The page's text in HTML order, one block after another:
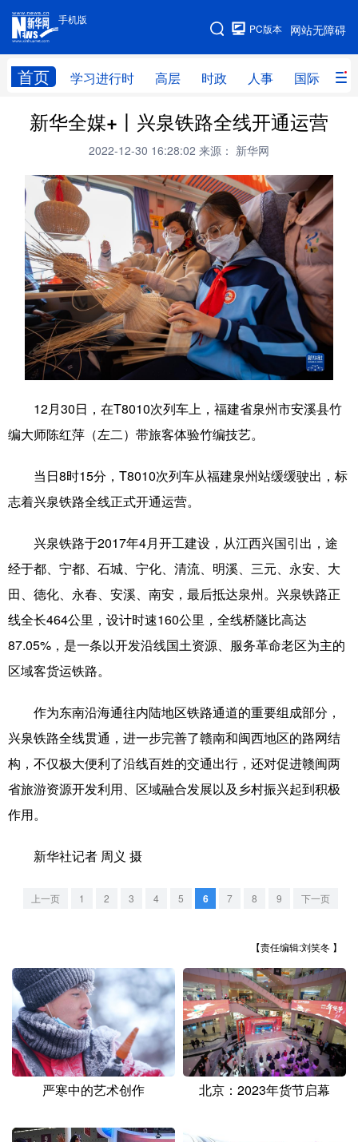
手机版
网站无障碍
PC版本
首页 学习进行时 高层 时政 人事 国际 财
手机版
网站地图
学习进行时 高层 时政 人事
财经 网评
台湾 思客智库 全球连线 教育
科技 科创 量子 体育
文化 书画 健康 军事
访谈 视频 图片 政务
法律 中央文件 金融 汽车
食品 人居 信息化 数字经济
地方频道
北京 天津 河北 山西
辽宁 吉林 上海 江苏
山东 河南 湖北 湖南
广西 海南 重庆
四川 贵州 云南 西藏
新疆 内蒙古
عربى
Русский язык 日本語 한국어
Deutsch Português
新华全媒+丨兴泉铁路全线开通运营
2022-12-30 16:28:02 来源： 新华网
12月30日，在T8010次列车上，福建省泉州市安溪县竹
编大师陈红萍（左二）带旅客体验竹编技艺。
当日8时15分，T8010次列车从福建泉州站缓缓驶出，标
志着兴泉铁路全线正式开通运营。
兴泉铁路于2017年4月开工建设，从江西兴国引出，途
经于都、宁都、石城、宁化、清流、明溪、三元、永安、大
田、德化、永春、安溪、南安，最后抵达泉州。兴泉铁路正
线全长464公里，设计时速160公里，全线桥隧比高达
87.05%，是一条以开发沿线国土资源、服务革命老区为主的
区域客货运铁路。
作为东南沿海通往内陆地区铁路通道的重要组成部分，
兴泉铁路全线贯通，进一步完善了赣南和闽西地区的路网结
构，不仅极大便利了沿线百姓的交通出行，还对促进赣闽两
省旅游资源开发利用、区域融合发展以及乡村振兴起到积极
作用。
新华社记者 周义 摄
上一页 1 2 3 4 5 6 7 8 9 下一页
【责任编辑:刘笑冬 】
严寒中的艺术创作 北京：2023年货节启幕